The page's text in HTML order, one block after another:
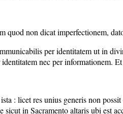
quod non dicat imperfectionem,
per identitatem ut in
nec per informationem.
: licet res unius generis non
sicut in Sacramento altaris ubi est